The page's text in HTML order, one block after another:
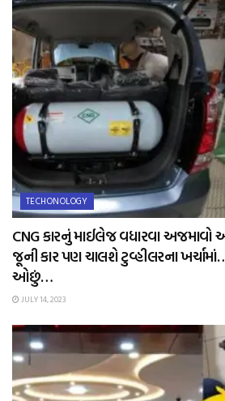
TECHONOLOGY
CNG કારનું માઈલેજ વધારવા અજમાવો
જૂની કાર પણ ચાલશે ટુવ્હીલરના
ઓછું…
JULY 14, 2023